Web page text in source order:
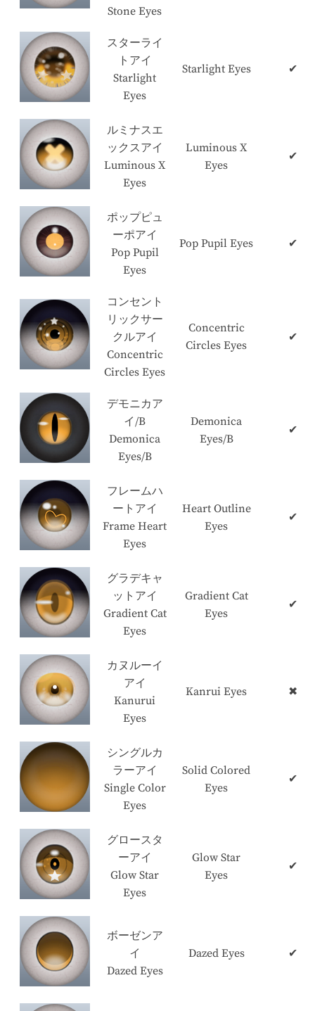
Stone Eyes
スターライ
トアイ
Starlight
Eyes
Starlight Eyes ✔
ルミナスエ
ックスアイ
Luminous X
Eyes
Luminous X
Eyes
✔
ポップピュ
ーポアイ
Pop Pupil
Eyes
Pop Pupil Eyes ✔
コンセント
リックサー
クルアイ
Concentric
Circles Eyes
Concentric
Circles Eyes
✔
デモニカア
イ/B
Demonica
Eyes/B
Demonica
Eyes/B
✔
フレームハ
ートアイ
Frame Heart
Eyes
Heart Outline
Eyes
✔
グラデキャ
ットアイ
Gradient Cat
Eyes
Gradient Cat
Eyes
✔
カヌルーイ
アイ
Kanurui
Eyes
Kanrui Eyes ✖
シングルカ
ラーアイ
Single Color
Eyes
Solid Colored
Eyes
✔
グロースタ
ーアイ
Glow Star
Eyes
Glow Star
Eyes
✔
ボーゼンア
イ
Dazed Eyes
Dazed Eyes ✔